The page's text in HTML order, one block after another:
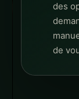
des
de